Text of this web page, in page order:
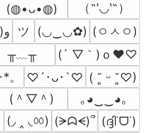
(⁠◍⁠•⁠ᴗ⁠•⁠◍⁠)
（˶′◡‵˶）
(๑˃̵ᴗ˂̵)و ツ (◡‿◡✿) (ㅇㅅㅇ)
╥﹏╥
(´ ▽｀)ｏ♥♡
♡´･ᴗ･`♡ ( ˘͈ ᵕ ˘͈♡)
(＾▽＾)
｡◕‿‿◕｡
(◞ ‸ ◟ㆀ) (ᗒᗣᗕ)՞ (ദ്ദി˙ᗜ˙)